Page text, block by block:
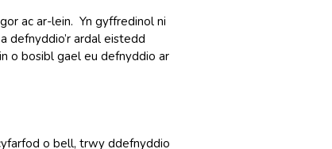
ac ar-lein. Yn gyffredinol ni
defnyddio’r ardal eistedd
o bosibl gael eu defnyddio ar
o bell, trwy ddefnyddio